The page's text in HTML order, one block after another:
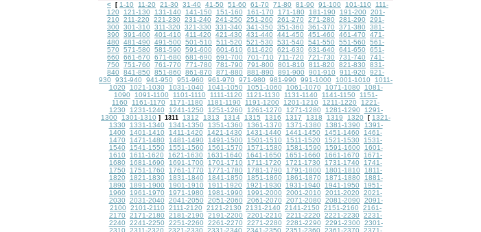
< [ 1-10 11-20 21-30 31-40 41-50 51-60 61-70 71-80 81-90 91-100 101-110
111-
120
121-130 131-140 141-150 151-160 161-170 171-180 181-190 191-200
201-
210
211-220 221-230 231-240 241-250 251-260 261-270 271-280 281-290
291-
300
301-310 311-320 321-330 331-340 341-350 351-360 361-370 371-380
381-
390
391-400 401-410 411-420 421-430 431-440 441-450 451-460 461-470
471-
480
481-490 491-500 501-510 511-520 521-530 531-540 541-550 551-560
561-
570
571-580 581-590 591-600 601-610 611-620 621-630 631-640 641-650
651-
660
661-670 671-680 681-690 691-700 701-710 711-720 721-730 731-740
741-
750
751-760 761-770 771-780 781-790 791-800 801-810 811-820 821-830
831-
840
841-850 851-860 861-870 871-880 881-890 891-900 901-910 911-920
921-
930
931-940 941-950 951-960 961-970 971-980 981-990 991-1000 1001-1010
1011-
1020
1021-1030 1031-1040 1041-1050 1051-1060 1061-1070 1071-1080
1081-
1090
1091-1100 1101-1110 1111-1120 1121-1130 1131-1140 1141-1150
1151-
1160
1161-1170 1171-1180 1181-1190 1191-1200 1201-1210 1211-1220
1221-
1230
1231-1240 1241-1250 1251-1260 1261-1270 1271-1280 1281-1290
1291-
1300
1301-1310 ] 1311 1312 1313 1314 1315 1316 1317 1318 1319 1320 [ 1321-
1330
1331-1340 1341-1350 1351-1360 1361-1370 1371-1380 1381-1390
1391-
1400
1401-1410 1411-1420 1421-1430 1431-1440 1441-1450 1451-1460
1461-
1470
1471-1480 1481-1490 1491-1500 1501-1510 1511-1520 1521-1530
1531-
1540
1541-1550 1551-1560 1561-1570 1571-1580 1581-1590 1591-1600
1601-
1610
1611-1620 1621-1630 1631-1640 1641-1650 1651-1660 1661-1670
1671-
1680
1681-1690 1691-1700 1701-1710 1711-1720 1721-1730 1731-1740
1741-
1750
1751-1760 1761-1770 1771-1780 1781-1790 1791-1800 1801-1810
1811-
1820
1821-1830 1831-1840 1841-1850 1851-1860 1861-1870 1871-1880
1881-
1890
1891-1900 1901-1910 1911-1920 1921-1930 1931-1940 1941-1950
1951-
1960
1961-1970 1971-1980 1981-1990 1991-2000 2001-2010 2011-2020
2021-
2030
2031-2040 2041-2050 2051-2060 2061-2070 2071-2080 2081-2090
2091-
2100
2101-2110 2111-2120 2121-2130 2131-2140 2141-2150 2151-2160
2161-
2170
2171-2180 2181-2190 2191-2200 2201-2210 2211-2220 2221-2230
2231-
2240
2241-2250 2251-2260 2261-2270 2271-2280 2281-2290 2291-2300
2301-
2310
2311-2320 2321-2330 2331-2340 2341-2350 2351-2360 2361-2370 2371-